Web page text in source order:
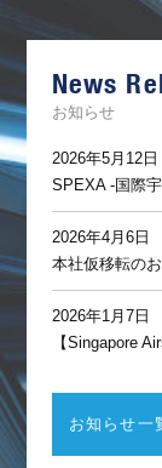
ポ
News
お知らせ
2026年5月12日
SPEXA -国際
2026年4月6日
本社仮移転の
2026年1月7日
【Singapore
お知らせ一